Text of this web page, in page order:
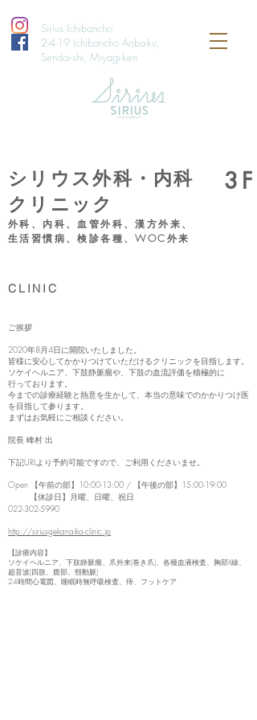
Sirius Ichibancho
2-4-19 Ichibancho Aoba-ku,
Sendai-shi, Miyagi-ken
3F
シリウス外科・内科
クリニック
外科、内科、血管外科、漢方外来、
生活習慣病、検診各種、WOC外来
CLINIC
ご挨拶
2020年8月4日に開院いたしました。
皆様に安心してかかりつけていただけるクリニックを目指します。
ソケイヘルニア、下肢静脈瘤や、下肢の血流評価を積極的に
行っております。
今までの診療経験と熱意を生かして、本当の意味でのかかりつけ医
を目指して参ります。
まずはお気軽にご相談ください。
院長 峰村 出
下記URLより予約可能ですので、ご利用くださいませ。
Open 【午前の部】10:00-13:00 / 【午後の部】15:00-19:00
【休診日】月曜、日曜、祝日
022-302-5990
http://siriusgekanaika-clinic.jp
【診療内容】
ソケイヘルニア、下肢静脈瘤、爪外来(巻き爪)、各種血液検査、胸部X線、
超音波(四肢、腹部、頸動脈)
24時間心電図、睡眠時無呼吸検査、痔、フットケア